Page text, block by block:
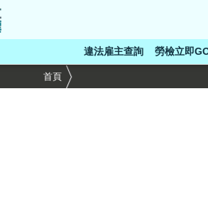
違法雇主查詢 勞檢立即
首頁